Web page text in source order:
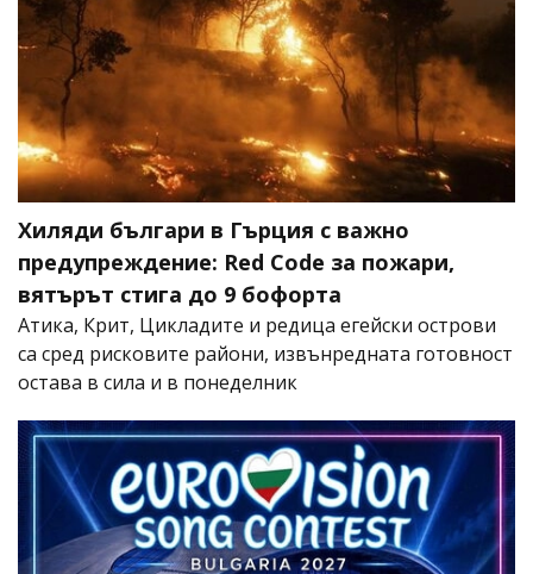
Хиляди българи в Гърция с важно
предупреждение: Red Code за пожари,
вятърът стига до 9 бофорта
Атика, Крит, Цикладите и редица егейски острови
са сред рисковите райони, извънредната готовност
остава в сила и в понеделник